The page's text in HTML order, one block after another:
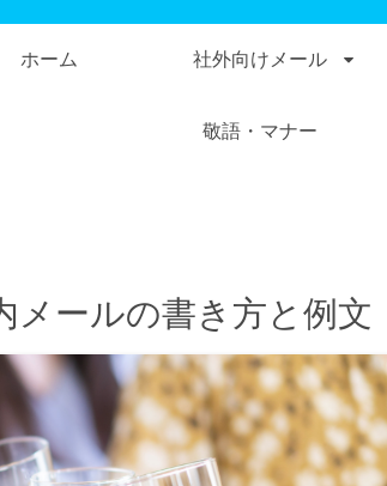
ホーム 社外向けメール
敬語・マナー
メールの書き方と例文